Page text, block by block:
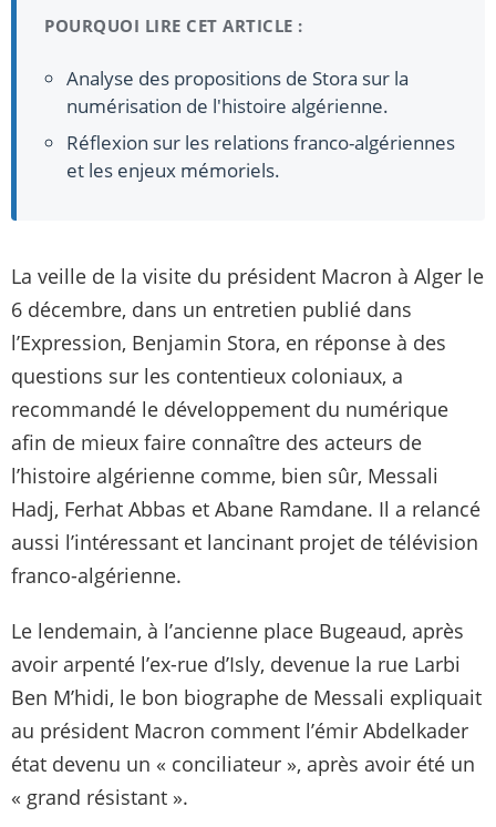
POURQUOI LIRE CET ARTICLE :
Analyse des propositions de Stora sur la
numérisation de l'histoire algérienne.
Réflexion sur les relations franco-algériennes
et les enjeux mémoriels.
La veille de la visite du président Macron à Alger le
6 décembre, dans un entretien publié dans
l’Expression, Benjamin Stora, en réponse à des
questions sur les contentieux coloniaux, a
recommandé le développement du numérique
afin de mieux faire connaître des acteurs de
l’histoire algérienne comme, bien sûr, Messali
Hadj, Ferhat Abbas et Abane Ramdane. Il a relancé
aussi l’intéressant et lancinant projet de télévision
franco-algérienne.
Le lendemain, à l’ancienne place Bugeaud, après
avoir arpenté l’ex-rue d’Isly, devenue la rue Larbi
Ben M’hidi, le bon biographe de Messali expliquait
au président Macron comment l’émir Abdelkader
état devenu un « conciliateur », après avoir été un
« grand résistant ».